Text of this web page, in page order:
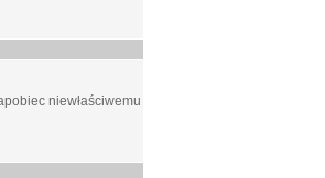
niewłaściwemu